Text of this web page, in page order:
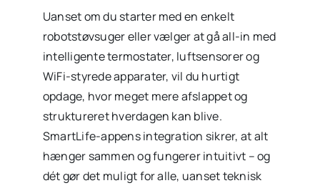
Uanset om du starter med en enkelt
robotstøvsuger eller vælger at gå all-in med
intelligente termostater, luftsensorer og
WiFi-styrede apparater, vil du hurtigt
opdage, hvor meget mere afslappet og
struktureret hverdagen kan blive.
SmartLife-appens integration sikrer, at alt
hænger sammen og fungerer intuitivt – og
dét gør det muligt for alle, uanset teknisk